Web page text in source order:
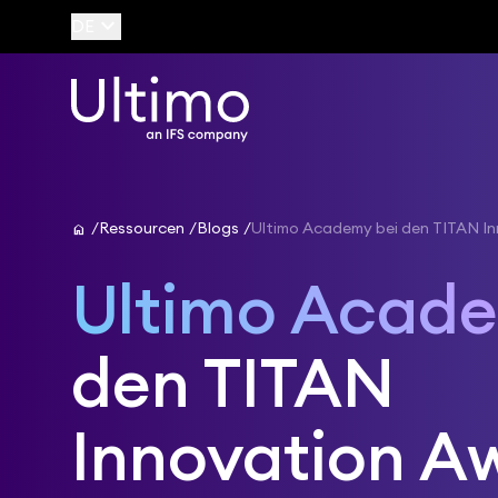
home Ressourcen Blogs Ultimo Academy bei den TITAN
Ultimo
den TITAN
Innovation